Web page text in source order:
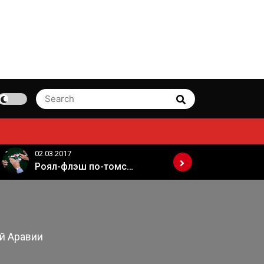
Search
for:
Search
02.03.2017
Роял-флэш по-томски
Аравии